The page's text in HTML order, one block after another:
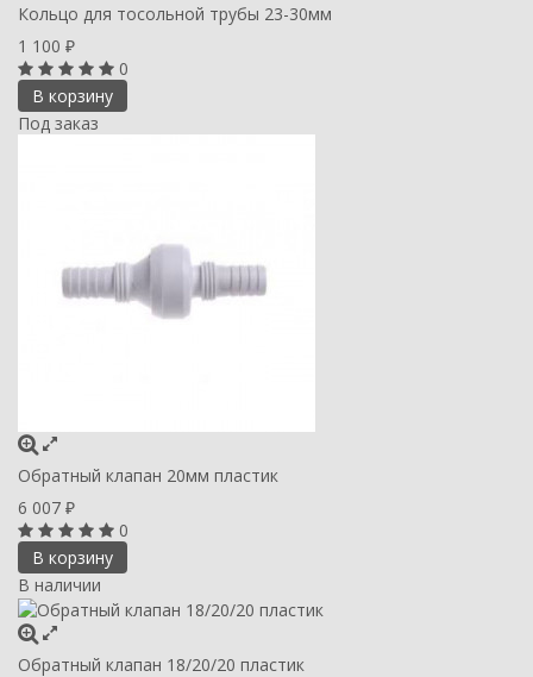
Кольцо для тосольной трубы 23-30мм
1 100 ₽
0
В корзину
Под заказ
Обратный клапан 20мм пластик
6 007 ₽
0
В корзину
В наличии
Обратный клапан 18/20/20 пластик